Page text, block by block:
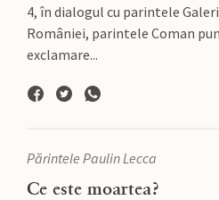
4, în dialogul cu parintele
României, parintele Coman
exclamare...
Părintele Paulin Lecca
Ce este moartea?